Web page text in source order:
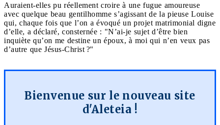
Auraient-elles pu réellement croire à une fugue amoureuse
avec quelque beau gentilhomme s’agissant de la pieuse Louise
qui, chaque fois que l’on a évoqué un projet matrimonial digne
d’elle, a déclaré, consternée : "N’ai-je sujet d’être bien
inquiète qu’on me destine un époux, à moi qui n’en veux pas
d’autre que Jésus-Christ ?"
Bienvenue sur le nouveau site
d'Aleteia !